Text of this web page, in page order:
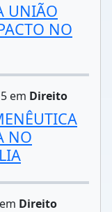
UNIÃO
NO
em Direito
NO
Direito